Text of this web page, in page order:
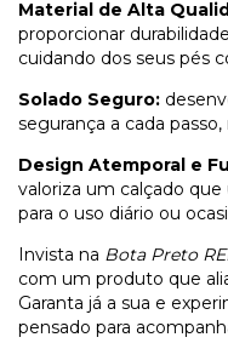
Material de Alta
proporcionar
cuidando dos seus pés
Solado Seguro:
segurança a cada
Design Atemporal e
valoriza um calçado
para o uso diário ou
Invista na Bota Preto
com um produto que
Garanta já a sua e
pensado para